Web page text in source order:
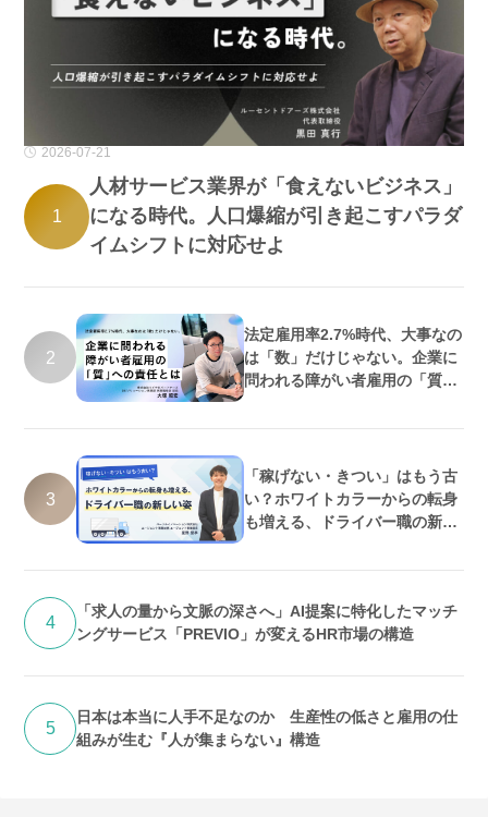
2026-07-21
1
人材サービス業界が「食えないビジネス」
になる時代。人口爆縮が引き起こすパラダ
イムシフトに対応せよ
2
法定雇用率2.7%時代、大事なの
は「数」だけじゃない。企業に
問われる障がい者雇用の「質」
3
「稼げない・きつい」はもう古
い？ホワイトカラーからの転身
も増える、ドライバー職の新し
4
「求人の量から文脈の深さへ」AI提案に特化したマッチ
ングサービス「PREVIO」が変えるHR市場の構造
5
日本は本当に人手不足なのか 生産性の低さと雇用の仕
組みが生む『人が集まらない』構造